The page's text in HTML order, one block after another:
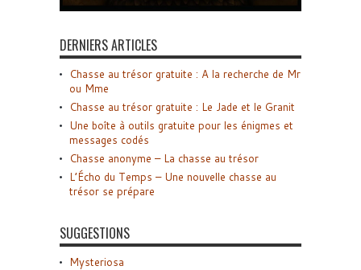
DERNIERS ARTICLES
Chasse au trésor gratuite : A la recherche de Mr
ou Mme
Chasse au trésor gratuite : Le Jade et le Granit
Une boîte à outils gratuite pour les énigmes et
messages codés
Chasse anonyme – La chasse au trésor
L’Écho du Temps – Une nouvelle chasse au
trésor se prépare
SUGGESTIONS
Mysteriosa